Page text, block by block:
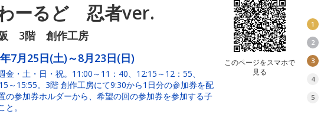
ーるど 忍者ver.
阪 3階 創作工房
このページをスマホで
見る
7月25日(土)～8月23日(日)
金・土・日・祝。11:00～11：40、12:15～12：55、
～15:55。3階 創作工房にて9:30から1日分の参加券を配
の参加券ホルダーから、希望の回の参加券を参加する子
。
1
2
3
4
5